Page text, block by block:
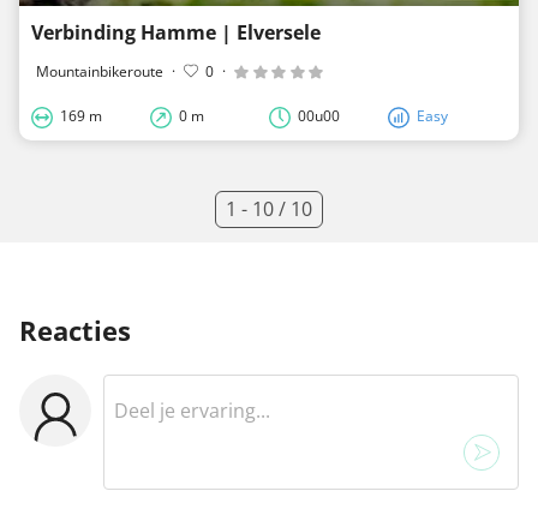
Verbinding Hamme | Elversele
Mountainbikeroute · 0 ·
169 m 0 m 00u00 Easy
1 - 10 / 10
Reacties